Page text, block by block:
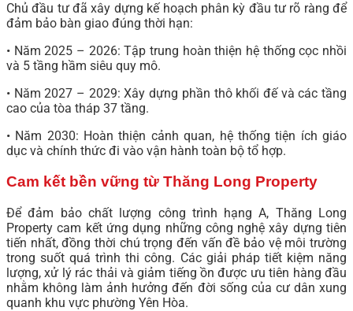
Chủ đầu tư đã xây dựng kế hoạch phân kỳ đầu tư rõ ràng để
đảm bảo bàn giao đúng thời hạn:
• Năm 2025 – 2026: Tập trung hoàn thiện hệ thống cọc nhồi
và 5 tầng hầm siêu quy mô.
• Năm 2027 – 2029: Xây dựng phần thô khối đế và các tầng
cao của tòa tháp 37 tầng.
• Năm 2030: Hoàn thiện cảnh quan, hệ thống tiện ích giáo
dục và chính thức đi vào vận hành toàn bộ tổ hợp.
Cam kết bền vững từ Thăng Long Property
Để đảm bảo chất lượng công trình hạng A, Thăng Long
Property cam kết ứng dụng những công nghệ xây dựng tiên
tiến nhất, đồng thời chú trọng đến vấn đề bảo vệ môi trường
trong suốt quá trình thi công. Các giải pháp tiết kiệm năng
lượng, xử lý rác thải và giảm tiếng ồn được ưu tiên hàng đầu
nhằm không làm ảnh hưởng đến đời sống của cư dân xung
quanh khu vực phường Yên Hòa.